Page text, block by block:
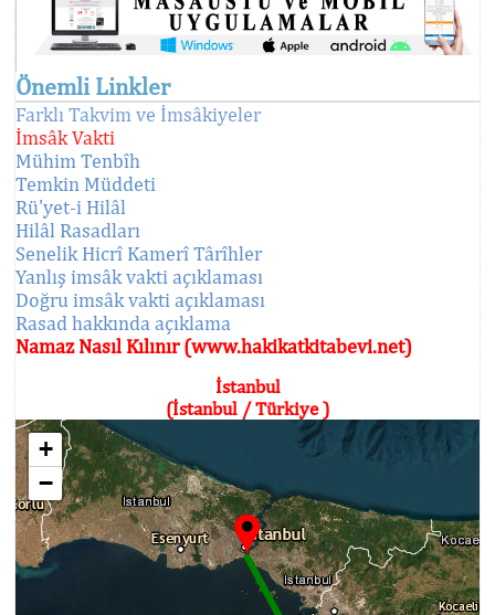
Önemli Linkler
Farklı Takvim ve İmsâkiyeler
İmsâk Vakti
Mühim Tenbîh
Temkin Müddeti
Rü'yet-i Hilâl
Hilâl Rasadları
Senelik Hicrî Kamerî Târîhler
Yanlış imsâk vakti açıklaması
Doğru imsâk vakti açıklaması
Rasad hakkında açıklama
Namaz Nasıl Kılınır (www.hakikatkitabevi.net)
İstanbul
(İstanbul / Türkiye )
+
−